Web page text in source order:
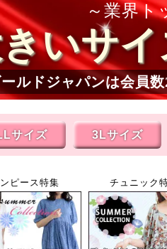
業界ト
いサ
ルドジャパンは会員数
サイズ 3Lサイズ
ピース特集 チュニック